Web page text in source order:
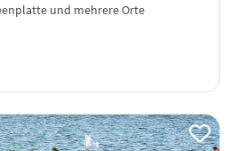
und mehrere Orte